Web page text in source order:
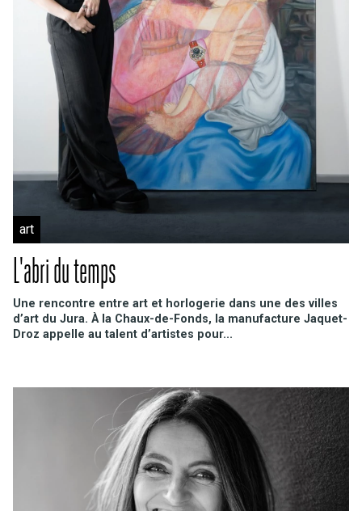
art
L'abri du temps
Une rencontre entre art et horlogerie dans une des villes
d’art du Jura. À la Chaux-de-Fonds, la manufacture Jaquet-
Droz appelle au talent d’artistes pour...